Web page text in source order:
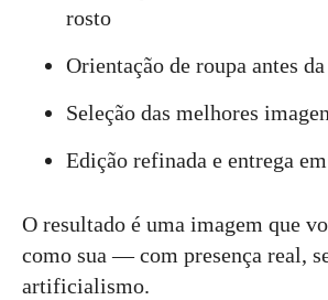
rosto
Orientação de roupa antes da
Seleção das melhores
Edição refinada e entrega
O resultado é uma imagem que
como sua — com presença real,
artificialismo.